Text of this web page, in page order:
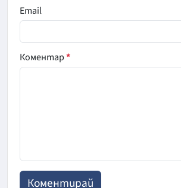
Email
Коментар*